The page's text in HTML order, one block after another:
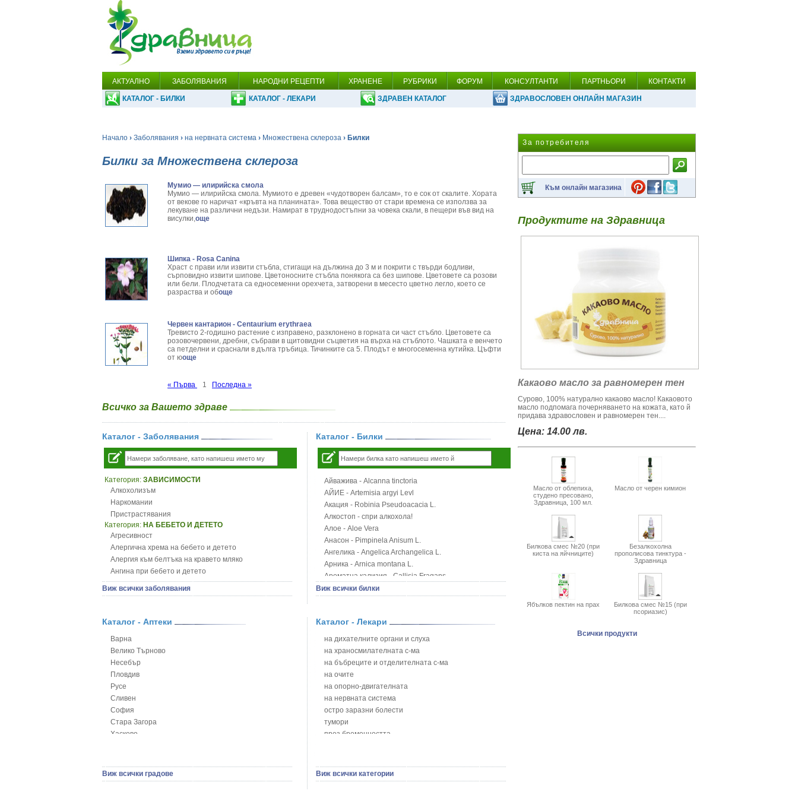
АКТУАЛНО ЗАБОЛЯВАНИЯ НАРОДНИ РЕЦЕПТИ ХРАНЕНЕ РУБРИКИ ФОРУМ КОНСУЛТАНТИ ПАРТНЬОРИ КОНТАКТИ
КАТАЛОГ - БИЛКИ КАТАЛОГ - ЛЕКАРИ ЗДРАВЕН КАТАЛОГ ЗДРАВОСЛОВЕН ОНЛАЙН МАГАЗИН
Начало › Заболявания › на нервната система › Множествена склероза › Билки
Билки за Множествена склероза
Мумио — илирийска смола
Мумио — илирийска смола. Мумиото е древен «чудотворен балсам», то е сок от скалите. Хората
от векове го наричат «кръвта на планината». Това вещество от стари времена се използва за
лекуване на различни недъзи. Намират в труднодостъпни за човека скали, в пещери във вид на
висулки,още
Шипка - Rosa Canina
Храст с прави или извити стъбла, стигащи на дължина до 3 м и покрити с твърди бодливи,
сърповидно извити шипове. Цветоносните стъбла понякога са без шипове. Цветовете са розови
или бели. Плодчетата са едносеменни орехчета, затворени в месесто цветно легло, което се
разраства и обоще
Червен кантарион - Centaurium erythraea
Тревисто 2-годишно растение с изправено, разклонено в горната си част стъбло. Цветовете са
розовочервени, дребни, събрави в щитовидни съцветия на върха на стъблото. Чашката е венчето
са петделни и сраснали в дълга тръбица. Тичинките са 5. Плодът е многосеменна кутийка. Цъфти
от юоще
« Първа 1 Последна »
Всичко за Вашето здраве
Каталог - Заболявания
Категория: ЗАВИСИМОСТИ
Алкохолизъм
Наркомании
Пристрастявания
Категория: НА БЕБЕТО И ДЕТЕТО
Агресивност
Алергична хрема на бебето и детето
Алергия към белтъка на кравето мляко
Ангина при бебето и детето
Анемия при бебето и детето
Апетит - пълни деца
Безапетитие при бебето и детето
Бронхит и пневмония при деца
Варицела
Висока температура на бебето и детето
Възпаление на ушите на бебето и детето
Глисти
Грижа за пъпа на новороденото
Грип при бебето и детето
Гърч
Детски диабет
Виж всички заболявания
Каталог - Билки
Айважива - Alcanna tinctoria
АЙИЕ - Artemisia argyi Levl
Акация - Robinia Pseudoacacia L.
Алкостоп - спри алкохола!
Алое - Aloe Vera
Анасон - Pimpinela Anisum L.
Ангелика - Angelica Archangelica L.
Арника - Arnica montana L.
Ароматна кализия - Callisia Fragans
Арония - Sorbus melanocorpa
Блатен аир - Acorus calamus L.
Блатен тъжник - Spirea ulmaria L.
Блян
Бобови шушулки - Phaseolus Vulgaris L.
Божур - Paeonia Decora
Борови връхчета - Pinus sylvestris
Босилек - Ocimum Basillicum
Брей - Tamus Communis
Брош - Rubia tinctorum L.
Бръшлян - Hedera helix L.
Бял имел - Viscum album L.
Бял оман - Inula Helenium L.
Виж всички билки
Каталог - Аптеки
Варна
Велико Търново
Несебър
Пловдив
Русе
Сливен
София
Стара Загора
Хасково
Виж всички градове
Каталог - Лекари
на дихателните органи и слуха
на храносмилателната с-ма
на бъбреците и отделителната с-ма
на очите
на опорно-двигателната
на нервната система
остро заразни болести
тумори
през бременността
сексуални проблеми
на половите органи
Виж всички категории
За потребителя
Към онлайн магазина
Продуктите на Здравница
Какаово масло за равномерен тен
Сурово, 100% натурално какаово масло! Какаовото
масло подпомага почерняването на кожата, като й
придава здравословен и равномерен тен....
Цена: 14.00 лв.
Масло от облепиха,
студено пресовано,
Здравница, 100 мл.
Масло от черен кимион
Билкова смес №20 (при
киста на яйчниците)
Безалкохолна
прополисова тинктура -
Здравница
Ябълков пектин на прах
Билкова смес №15 (при
псориазис)
Всички продукти